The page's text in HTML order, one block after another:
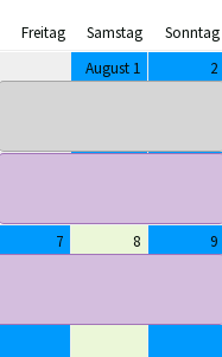
Freitag Samstag Sonntag
7
August 1
8
2
9